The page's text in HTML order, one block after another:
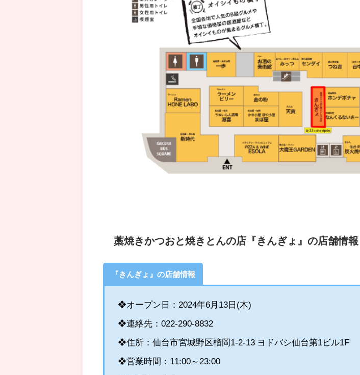
藁焼きかつおと焼きとんの店『きんぎょ』の店舗情報
『きんぎょ』の店舗情報
❖オープン日：2024年6月13日(木)
❖連絡先： 022-290-8832
❖住所： 仙台市宮城野区榴岡1-2-13 ヨドバシ仙台第1ビル1F
❖営業時間：11:00～23:00